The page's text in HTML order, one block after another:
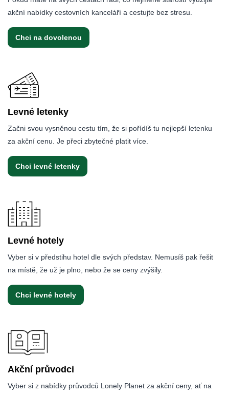
akční nabídky cestovních kanceláří a cestujte bez stresu.
Chci na dovolenou
Levné letenky
Začni svou vysněnou cestu tím, že si pořídíš tu nejlepší letenku
za akční cenu. Je přeci zbytečné platit více.
Chci levné letenky
Levné hotely
Vyber si v předstihu hotel dle svých představ. Nemusíš pak řešit
na místě, že už je plno, nebo že se ceny zvýšily.
Chci levné hotely
Akční průvodci
Vyber si z nabídky průvodců Lonely Planet za akční ceny, ať na